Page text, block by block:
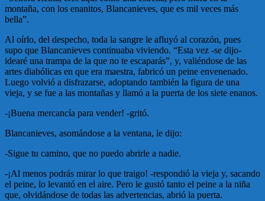
montaña, con los enanitos, Blancanieves, que es mil veces más
bella”.
Al oírlo, del despecho, toda la sangre le afluyó al corazón, pues
supo que Blancanieves continuaba viviendo. “Esta vez -se dijo-
idearé una trampa de la que no te escaparás”, y, valiéndose de las
artes diabólicas en que era maestra, fabricó un peine envenenado.
Luego volvió a disfrazarse, adoptando también la figura de una
vieja, y se fue a las montañas y llamó a la puerta de los siete enanos.
-¡Buena mercancía para vender! -gritó.
Blancanieves, asomándose a la ventana, le dijo:
-Sigue tu camino, que no puedo abrirle a nadie.
-¡Al menos podrás mirar lo que traigo! -respondió la vieja y, sacando
el peine, lo levantó en el aire. Pero le gustó tanto el peine a la niña
que, olvidándose de todas las advertencias, abrió la puerta.